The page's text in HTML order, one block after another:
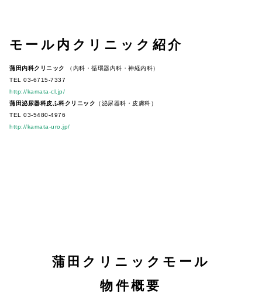
モール内クリニック紹介
蒲田内科クリニック
（内科・循環器内科・神経内科）
TEL 03-6715-7337
http://kamata-cl.jp/
蒲田泌尿器科皮ふ科クリニック （泌尿器科・皮膚科）
TEL 03-5480-4976
http://kamata-uro.jp/
蒲田クリニックモール
物件概要